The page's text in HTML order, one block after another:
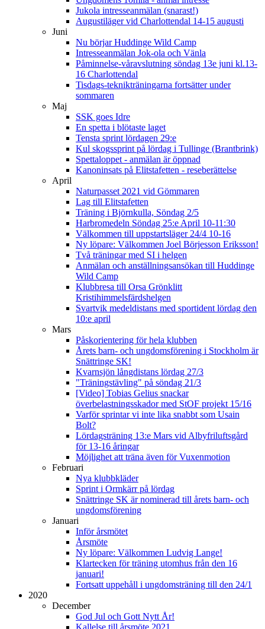
Jukola intresseanmälan (snarast!)
Augustiläger vid Charlottendal 14-15 augusti
Juni
Nu börjar Huddinge Wild Camp
Intresseanmälan Jok-ola och Vänla
Påminnelse-våravslutning söndag 13e juni kl.13-
16 Charlottendal
Tisdags-teknikträningarna fortsätter under
sommaren
Maj
SSK goes Idre
En spetta i blötaste laget
Tensta sprint lördagen 29:e
Kul skogssprint på lördag i Tullinge (Brantbrink)
Spettaloppet - anmälan är öppnad
Kanoninsats på Elitstafetten - reseberättelse
April
Naturpasset 2021 vid Gömmaren
Lag till Elitstafetten
Träning i Björnkulla, Söndag 2/5
Harbromedeln Söndag 25:e April 10-11:30
Välkommen till uppstartsläger 24/4 10-16
Ny löpare: Välkommen Joel Börjesson Eriksson!
Två träningar med SI i helgen
Anmälan och anställningsansökan till Huddinge
Wild Camp
Klubbresa till Orsa Grönklitt
Kristihimmelsfärdshelgen
Svartvik medeldistans med sportident lördag den
10:e april
Mars
Påskorientering för hela klubben
Årets barn- och ungdomsförening i Stockholm är
Snättringe SK!
Kvarnsjön långdistans lördag 27/3
"Träningstävling" på söndag 21/3
[Video] Tobias Gelius snackar
överbelastningsskador med StOF projekt 15/16
Varför sprintar vi inte lika snabbt som Usain
Bolt?
Lördagsträning 13:e Mars vid Albyfriluftsgård
för 13-16 åringar
Möjlighet att träna även för Vuxenmotion
Februari
Nya klubbkläder
Sprint i Ormkärr på lördag
Snättringe SK är nominerad till årets barn- och
ungdomsförening
Januari
Inför årsmötet
Årsmöte
Ny löpare: Välkommen Ludvig Lange!
Klartecken för träning utomhus från den 16
januari!
Fortsatt uppehåll i ungdomsträning till den 24/1
2020
December
God Jul och Gott Nytt År!